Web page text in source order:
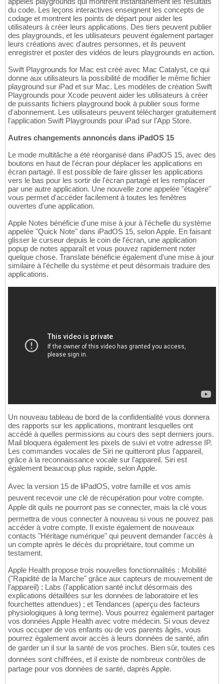
du code. Les leçons interactives enseignent les concepts de
codage et montrent les points de départ pour aider les
utilisateurs à créer leurs applications. Des tiers peuvent publier
des playgrounds, et les utilisateurs peuvent également partager
leurs créations avec d'autres personnes, et ils peuvent
enregistrer et poster des vidéos de leurs playgrounds en action.
Swift Playgrounds for Mac est créé avec Mac Catalyst, ce qui
donne aux utilisateurs la possibilité de modifier le même fichier
playground sur iPad et sur Mac. Les modèles de création Swift
Playgrounds pour Xcode peuvent aider les utilisateurs à créer
de puissants fichiers playground book à publier sous forme
d'abonnement. Les utilisateurs peuvent télécharger gratuitement
l'application Swift Playgrounds pour iPad sur l'App Store.
Autres changements annoncés dans iPadOS 15
Le mode multitâche a été réorganisé dans iPadOS 15, avec des
boutons en haut de l'écran pour déplacer les applications en
écran partagé. Il est possible de faire glisser les applications
vers le bas pour les sortir de l'écran partagé et les remplacer
par une autre application. Une nouvelle zone appelée "étagère"
vous permet d'accéder facilement à toutes les fenêtres
ouvertes d'une application.
Apple Notes bénéficie d'une mise à jour à l'échelle du système
appelée "Quick Note" dans iPadOS 15, selon Apple. En faisant
glisser le curseur depuis le coin de l'écran, une application
popup de notes apparaît et vous pouvez rapidement noter
quelque chose. Translate bénéficie également d'une mise à jour
similaire à l'échelle du système et peut désormais traduire des
applications.
Un nouveau tableau de bord de la confidentialité vous donnera
des rapports sur les applications, montrant lesquelles ont
accédé à quelles permissions au cours des sept derniers jours.
Mail bloquera également les pixels de suivi et votre adresse IP.
Les commandes vocales de Siri ne quitteront plus l'appareil,
grâce à la reconnaissance vocale sur l'appareil. Siri est
également beaucoup plus rapide, selon Apple.
Avec la version 15 de liPadOS, votre famille et vos amis
peuvent recevoir une clé de récupération pour votre compte.
Apple dit quils ne pourront pas se connecter, mais la clé vous
permettra de vous connecter à nouveau si vous ne pouvez pas
accéder à votre compte. Il existe également de nouveaux
contacts "Héritage numérique" qui peuvent demander l'accès à
un compte après le décès du propriétaire, tout comme un
testament.
Apple Health propose trois nouvelles fonctionnalités : Mobilité
("Rapidité de la Marche" grâce aux capteurs de mouvement de
l'appareil) ; Labs (l'application santé inclut désormais des
explications détaillées sur les données de laboratoire et les
fourchettes attendues) ; et Tendances (aperçu des facteurs
physiologiques à long terme). Vous pourrez également partager
vos données Apple Health avec votre médecin. Si vous devez
vous occuper de vos enfants ou de vos parents âgés, vous
pourrez également avoir accès à leurs données de santé, afin
de garder un il sur la santé de vos proches. Bien sûr, toutes ces
données sont chiffrées, et il existe de nombreux contrôles de
partage pour vos données de santé, daprès Apple.